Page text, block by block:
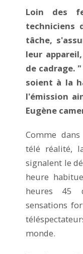
Loin des
techniciens
tâche,
leur
de cadrage.
soient à la
l'émission
Eugène
Comme
télé réalité,
signalent le
heure
heures 45
sensations
monde.